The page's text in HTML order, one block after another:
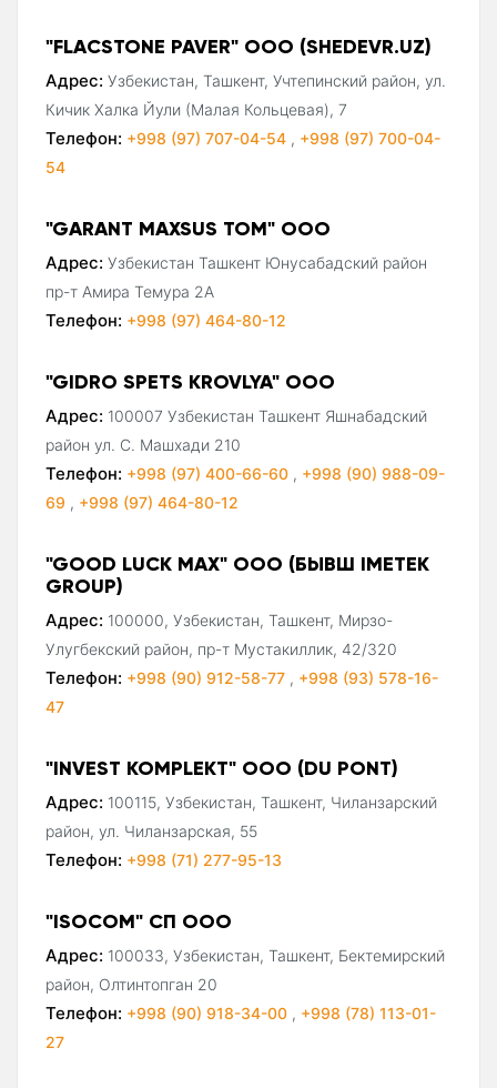
"FLACSTONE PAVER" ООО (SHEDEVR.UZ)
Адрес: Узбекистан, Ташкент, Учтепинский район, ул.
Кичик Халка Йули (Малая Кольцевая), 7
Телефон: +998 (97) 707-04-54 , +998 (97) 700-04-
54
"GARANT MAXSUS TOM" ООО
Адрес: Узбекистан Ташкент Юнусабадский район
пр-т Амира Темура 2А
Телефон: +998 (97) 464-80-12
"GIDRO SPETS KROVLYA" ООО
Адрес: 100007 Узбекистан Ташкент Яшнабадский
район ул. С. Машхади 210
Телефон: +998 (97) 400-66-60 , +998 (90) 988-09-
69 , +998 (97) 464-80-12
"GOOD LUCK MAX" ООО (БЫВШ IMETEK
GROUP)
Адрес: 100000, Узбекистан, Ташкент, Мирзо-
Улугбекский район, пр-т Мустакиллик, 42/320
Телефон: +998 (90) 912-58-77 , +998 (93) 578-16-
47
"INVEST KOMPLEKT" ООО (DU PONT)
Адрес: 100115, Узбекистан, Ташкент, Чиланзарский
район, ул. Чиланзарская, 55
Телефон: +998 (71) 277-95-13
"ISOCOM" СП ООО
Адрес: 100033, Узбекистан, Ташкент, Бектемирский
район, Олтинтопган 20
Телефон: +998 (90) 918-34-00 , +998 (78) 113-01-
27